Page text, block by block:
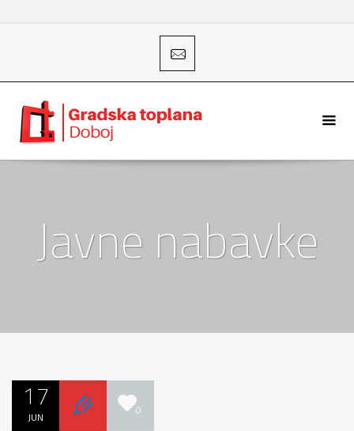
Javne nabavke
17
JUN 0